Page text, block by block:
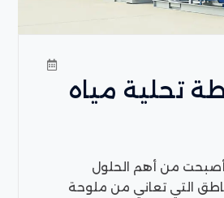
تحلية مياه
أصبحت من أهم الحلول
التي تعاني من ملوحة